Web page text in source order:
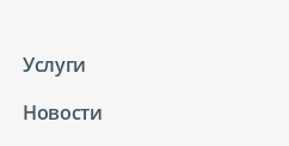
Услуги
Новости